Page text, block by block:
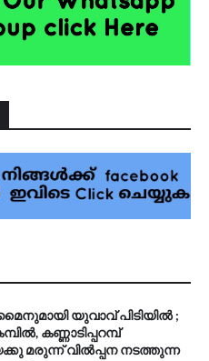
യുവാവ് പിടിയിൽ ;
കണ്ണാടിപ്പറമ്പ്
മരുന്ന് വിൽപ്പന നടത്തുന്ന